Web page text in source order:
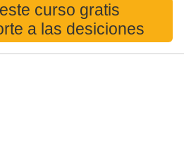
curso gratis
a las desiciones